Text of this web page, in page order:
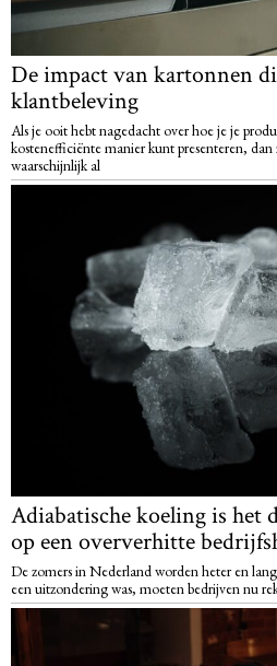
De impact van kartonnen
klantbeleving
Als je ooit hebt nagedacht over hoe je je
kostenefficiënte manier kunt presenteren, dan
waarschijnlijk al
Adiabatische koeling is het
op een oververhitte
De zomers in Nederland worden heter en
een uitzondering was, moeten bedrijven nu